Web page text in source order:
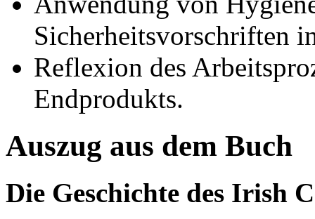
Sicherheitsvorschriften
Reflexion des
Endprodukts.
Auszug aus dem Buch
Die Geschichte des Irish